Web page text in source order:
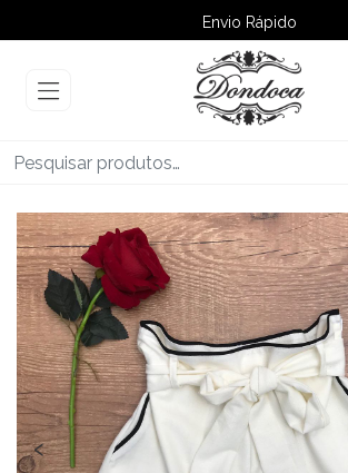
Envio Rápido
➚ Ofertas– Até 60% OFF
‹